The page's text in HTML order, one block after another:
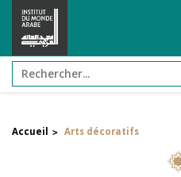
Filtrer par attribut
Accueil > Arts décoratifs